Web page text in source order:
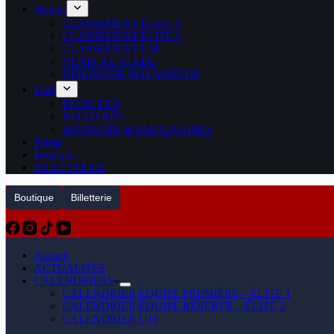
Matchs
CLASSEMENT ÉLITE 1
CLASSEMENT ÉLITE 2
CLASSEMENT U18
VENIR AU STADE
VISIONNER NOS MATCHS
Club
EFFECTIFS
PALMARÈS
SPONSORS & PARTENAIRES
Presse
Boutique
BILLETTERIE
Boutique Billetterie
Accueil
ACTUALITÉS
CALENDRIERS
CALENDRIER ÉQUIPE PREMIÈRE – ÉLITE 1
CALENDRIER ÉQUIPE RÉSERVE – ÉLITE 2
CALENDRIER U18